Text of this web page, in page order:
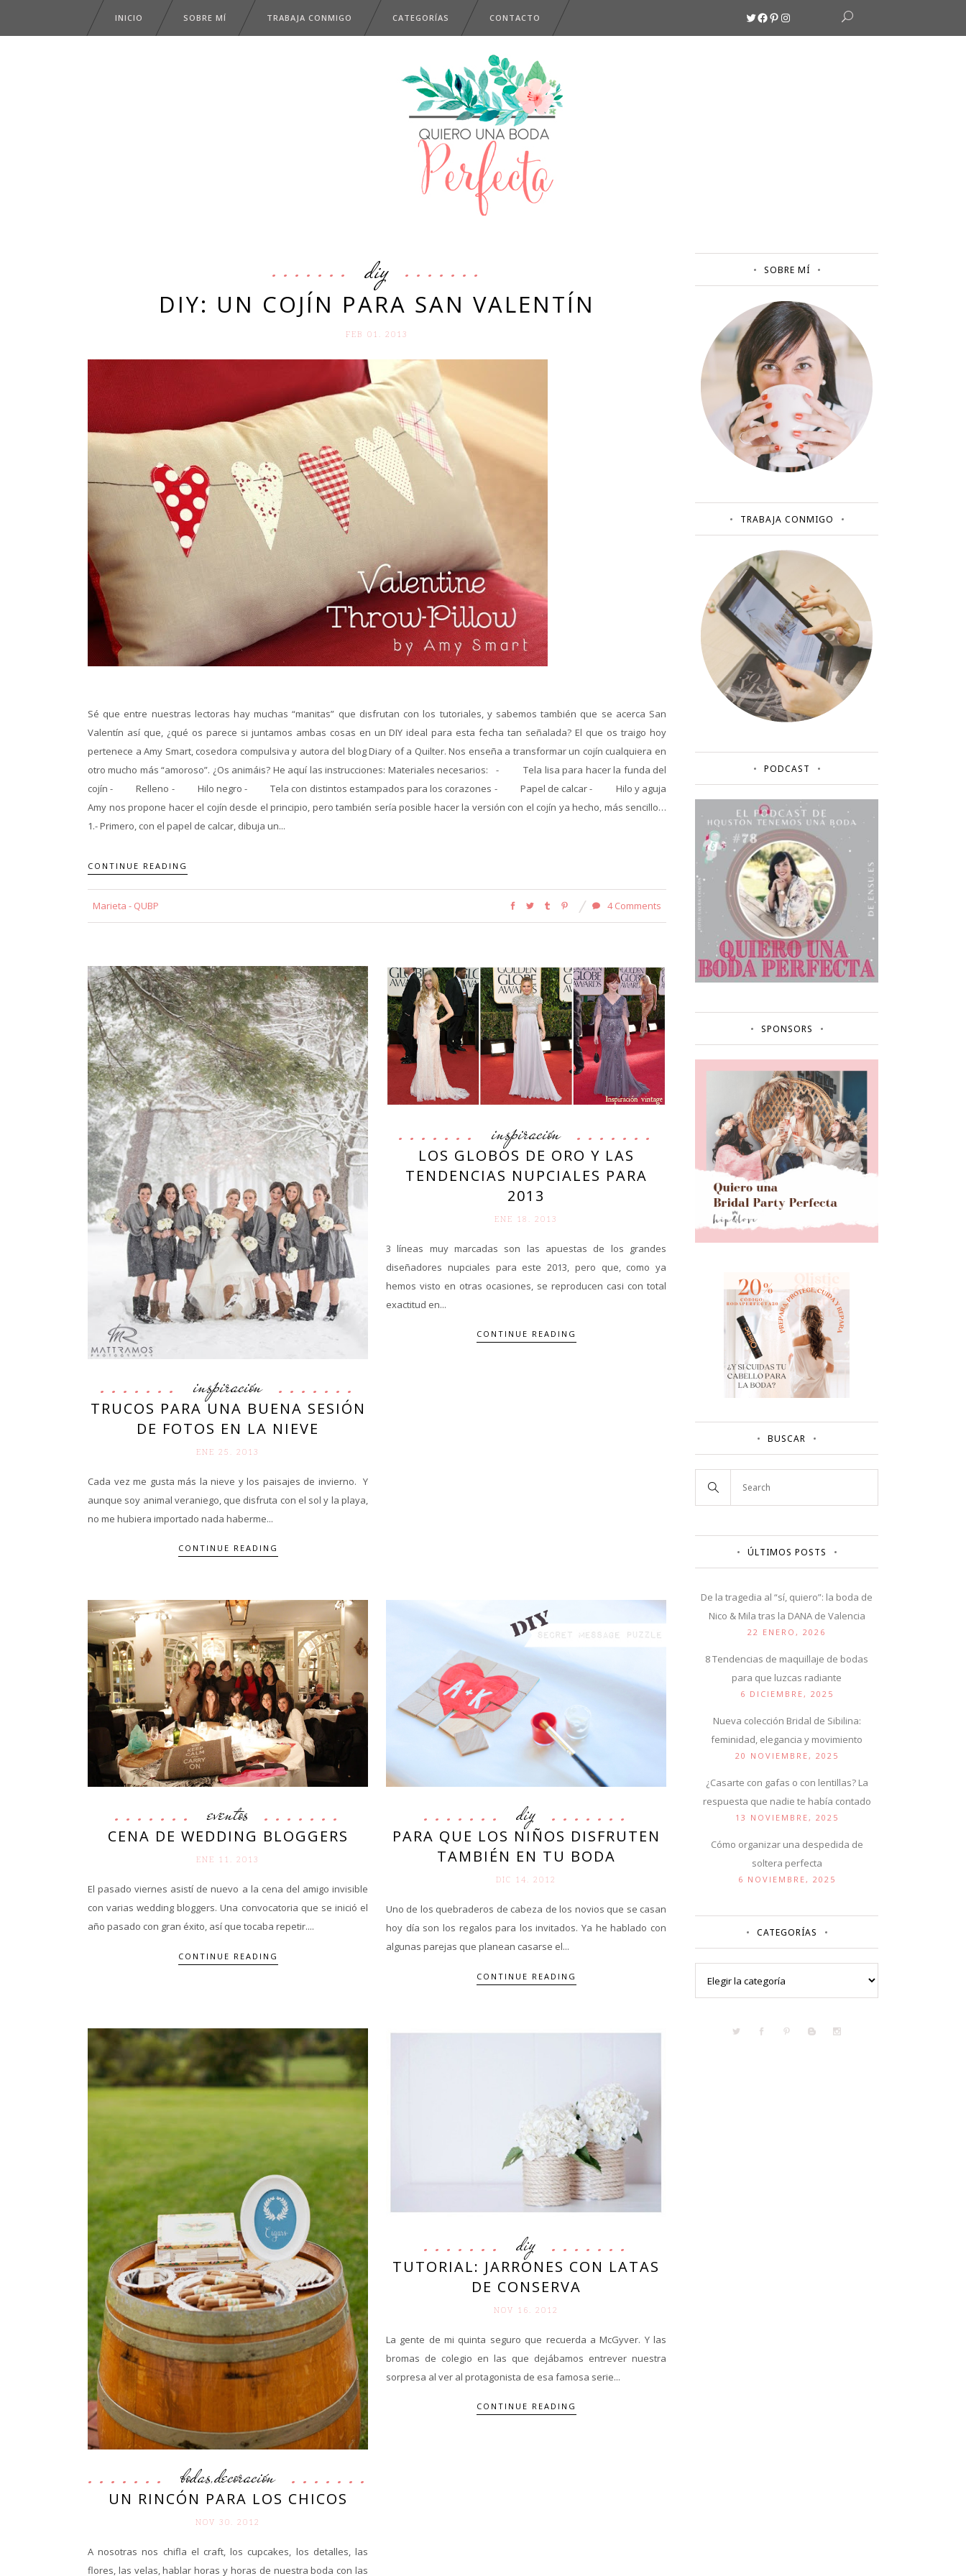
INICIO SOBRE MÍ TRABAJA CONMIGO CATEGORÍAS CONTACTO Twitter
Facebook
Pinterest
Instagram
diy
DIY: UN COJÍN PARA SAN VALENTÍN
FEB 01. 2013
Sé que entre nuestras lectoras hay muchas “manitas” que disfrutan con los tutoriales, y sabemos también que se acerca San
Valentín así que, ¿qué os parece si juntamos ambas cosas en un DIY ideal para esta fecha tan señalada? El que os traigo hoy
pertenece a Amy Smart, cosedora compulsiva y autora del blog Diary of a Quilter. Nos enseña a transformar un cojín cualquiera en
otro mucho más “amoroso”. ¿Os animáis? He aquí las instrucciones: Materiales necesarios: - Tela lisa para hacer la funda del
cojín - Relleno - Hilo negro - Tela con distintos estampados para los corazones - Papel de calcar - Hilo y aguja
Amy nos propone hacer el cojín desde el principio, pero también sería posible hacer la versión con el cojín ya hecho, más sencillo…
1.- Primero, con el papel de calcar, dibuja un...
CONTINUE READING
Marieta - QUBP 4 Comments
inspiración
TRUCOS PARA UNA BUENA SESIÓN
DE FOTOS EN LA NIEVE
ENE 25. 2013
Cada vez me gusta más la nieve y los paisajes de invierno. Y
aunque soy animal veraniego, que disfruta con el sol y la playa,
no me hubiera importado nada haberme...
CONTINUE READING
inspiración
LOS GLOBOS DE ORO Y LAS
TENDENCIAS NUPCIALES PARA
2013
ENE 18. 2013
3 líneas muy marcadas son las apuestas de los grandes
diseñadores nupciales para este 2013, pero que, como ya
hemos visto en otras ocasiones, se reproducen casi con total
exactitud en...
CONTINUE READING
eventos
CENA DE WEDDING BLOGGERS
ENE 11. 2013
El pasado viernes asistí de nuevo a la cena del amigo invisible
con varias wedding bloggers. Una convocatoria que se inició el
año pasado con gran éxito, así que tocaba repetir....
CONTINUE READING
diy
PARA QUE LOS NIÑOS DISFRUTEN
TAMBIÉN EN TU BODA
DIC 14. 2012
Uno de los quebraderos de cabeza de los novios que se casan
hoy día son los regalos para los invitados. Ya he hablado con
algunas parejas que planean casarse el...
CONTINUE READING
bodas,decoración
UN RINCÓN PARA LOS CHICOS
NOV 30. 2012
A nosotras nos chifla el craft, los cupcakes, los detalles, las
flores, las velas, hablar horas y horas de nuestra boda con las
diy
TUTORIAL: JARRONES CON LATAS
DE CONSERVA
NOV 16. 2012
La gente de mi quinta seguro que recuerda a McGyver. Y las
bromas de colegio en las que dejábamos entrever nuestra
sorpresa al ver al protagonista de esa famosa serie...
CONTINUE READING
SOBRE MÍ
TRABAJA CONMIGO
PODCAST
SPONSORS
BUSCAR
ÚLTIMOS POSTS
De la tragedia al “sí, quiero”: la boda de
Nico & Mila tras la DANA de Valencia
22 ENERO, 2026
8 Tendencias de maquillaje de bodas
para que luzcas radiante
6 DICIEMBRE, 2025
Nueva colección Bridal de Sibilina:
feminidad, elegancia y movimiento
20 NOVIEMBRE, 2025
¿Casarte con gafas o con lentillas? La
respuesta que nadie te había contado
13 NOVIEMBRE, 2025
Cómo organizar una despedida de
soltera perfecta
6 NOVIEMBRE, 2025
CATEGORÍAS